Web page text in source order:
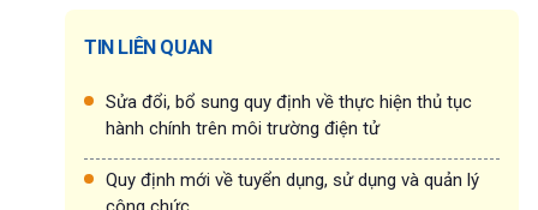
TIN LIÊN QUAN
Sửa đổi, bổ sung quy định về thực hiện thủ tục
hành chính trên môi trường điện tử
Quy định mới về tuyển dụng, sử dụng và quản lý